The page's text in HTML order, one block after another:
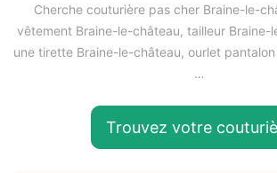
Cherche couturière pas cher Braine-le-
vêtement Braine-le-château, tailleur Braine-
une tirette Braine-le-château, ourlet
…
Trouvez votre